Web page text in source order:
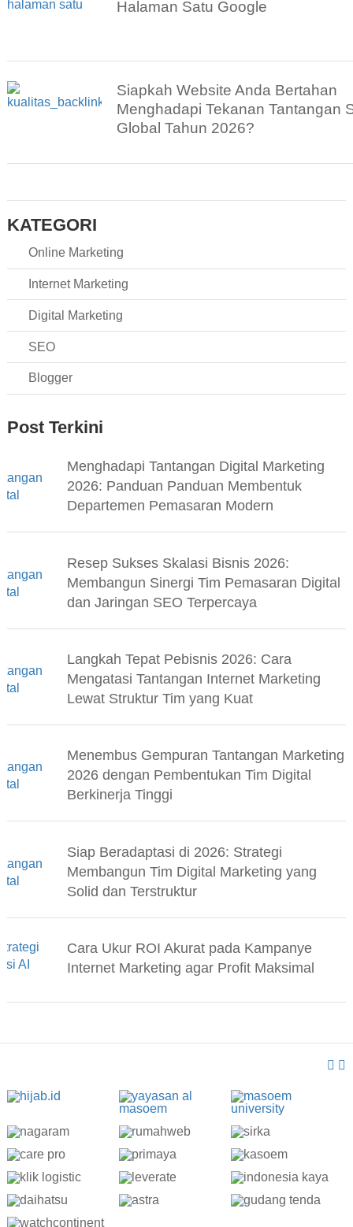
Halaman Satu Google
Siapkah Website Anda Bertahan
Menghadapi Tekanan Tantangan
Global Tahun 2026?
KATEGORI
Online Marketing
Internet Marketing
Digital Marketing
SEO
Blogger
Post Terkini
Menghadapi Tantangan Digital Marketing
2026: Panduan Panduan Membentuk
Departemen Pemasaran Modern
Resep Sukses Skalasi Bisnis 2026:
Membangun Sinergi Tim Pemasaran Digital
dan Jaringan SEO Terpercaya
Langkah Tepat Pebisnis 2026: Cara
Mengatasi Tantangan Internet Marketing
Lewat Struktur Tim yang Kuat
Menembus Gempuran Tantangan Marketing
2026 dengan Pembentukan Tim Digital
Berkinerja Tinggi
Siap Beradaptasi di 2026: Strategi
Membangun Tim Digital Marketing yang
Solid dan Terstruktur
Cara Ukur ROI Akurat pada Kampanye
Internet Marketing agar Profit Maksimal